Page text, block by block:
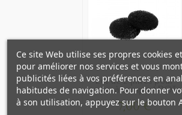
Lot de 2 filtres pour
seau à compost POT
-...
7,00 €
Ce site Web utilise ses propres cookies
pour améliorer nos services et vous
publicités liées à vos préférences en
habitudes de navigation. Pour donner
à son utilisation, appuyez sur le bouton